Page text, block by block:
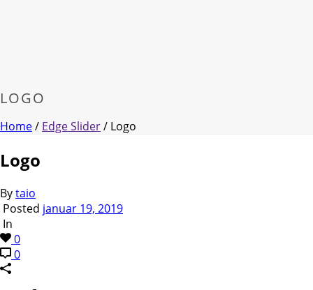
LOGO
Home/ Edge Slider/ Logo
Logo
Bytaio
Posted januar 19, 2019
In
0
0